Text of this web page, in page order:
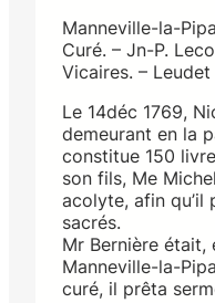
Manneville-la-
Curé. – Jn-P.
Vicaires. –
Le 14déc 1769,
demeurant en la
constitue 150
son fils, Me
acolyte, afin qu’il
sacrés.
Mr Bernière était,
Manneville-la-
curé, il prêta